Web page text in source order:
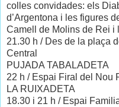
colles convidades: els
d’Argentona i les figures
Camell de Molins de Rei i
21.30 h / Des de la plaça
Central
PUJADA TABALADETA
22 h / Espai Firal del Nou
LA RUIXADETA
18.30 i 21 h / Espai